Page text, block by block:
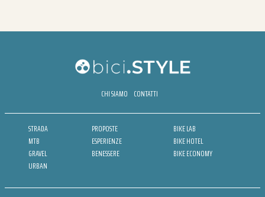
CHI SIAMO CONTATTI
STRADA
MTB
GRAVEL
URBAN
PROPOSTE
ESPERIENZE
BENESSERE
BIKE LAB
BIKE HOTEL
BIKE ECONOMY